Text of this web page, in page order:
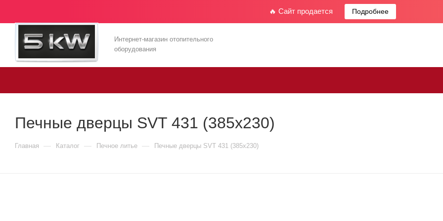
🔥 Сайт продается Подробнее
Интернет-магазин отопительного
оборудования
Печные дверцы SVT 431 (385x230)
Главная — Каталог — Печное литье — Печные дверцы SVT 431 (385x230)